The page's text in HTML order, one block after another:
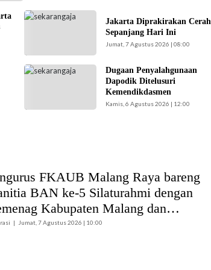
Ilustrasi langit cerah
beritajakarta.id)
Jakarta Diprakirakan Cerah
Sepanjang Hari Ini
Jumat, 7 Agustus 2026 | 08:00
Kemendikdasmen
dan penelusuran
(Dapodik). (Foto:
ist)
Dugaan Penyalahgunaan
Dapodik Ditelusuri
Kemendikdasmen
Kamis, 6 Agustus 2026 | 12:00
FKAUB Malang Raya bareng
BAN ke-5 Silaturahmi dengan
Kabupaten Malang dan
Masjid Agung Jami Malang
Jumat, 7 Agustus 2026 | 10:00